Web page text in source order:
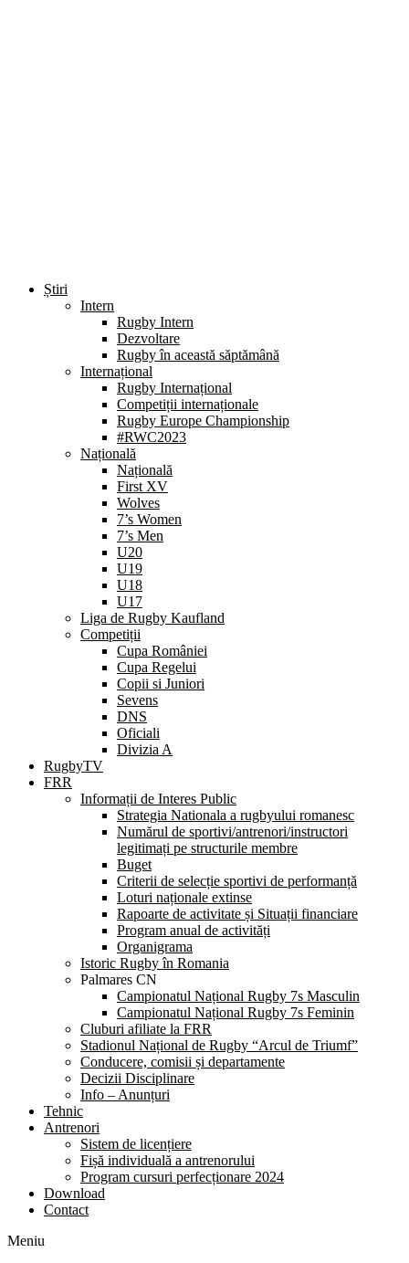
Știri
Intern
Rugby Intern
Dezvoltare
Rugby în această săptămână
Internațional
Rugby Internațional
Competiții internaționale
Rugby Europe Championship
#RWC2023
Națională
Națională
First XV
Wolves
7’s Women
7’s Men
U20
U19
U18
U17
Liga de Rugby Kaufland
Competiții
Cupa României
Cupa Regelui
Copii si Juniori
Sevens
DNS
Oficiali
Divizia A
RugbyTV
FRR
Informații de Interes Public
Strategia Nationala a rugbyului romanesc
Numărul de sportivi/antrenori/instructori
legitimați pe structurile membre
Buget
Criterii de selecție sportivi de performanță
Loturi naționale extinse
Rapoarte de activitate și Situații financiare
Program anual de activități
Organigrama
Istoric Rugby în Romania
Palmares CN
Campionatul Național Rugby 7s Masculin
Campionatul Național Rugby 7s Feminin
Cluburi afiliate la FRR
Stadionul Național de Rugby “Arcul de Triumf”
Conducere, comisii și departamente
Decizii Disciplinare
Info – Anunțuri
Tehnic
Antrenori
Sistem de licențiere
Fișă individuală a antrenorului
Program cursuri perfecționare 2024
Download
Contact
Meniu